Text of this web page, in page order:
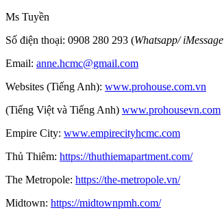
Ms Tuyền
Số điện thoại: 0908 280 293 (Whatsapp/iMessage
Email: anne.hcmc@gmail.com
Websites (Tiếng Anh): www.prohouse.com.vn
(Tiếng Việt và Tiếng Anh) www.prohousevn.com
Empire City: www.empirecityhcmc.com
Thủ Thiêm: https://thuthiemapartment.com/
The Metropole: https://the-metropole.vn/
Midtown: https://midtownpmh.com/